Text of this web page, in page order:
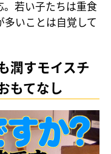
。若い子たちは重食
多いことは自覚して
潤すモイスチ
もてなし